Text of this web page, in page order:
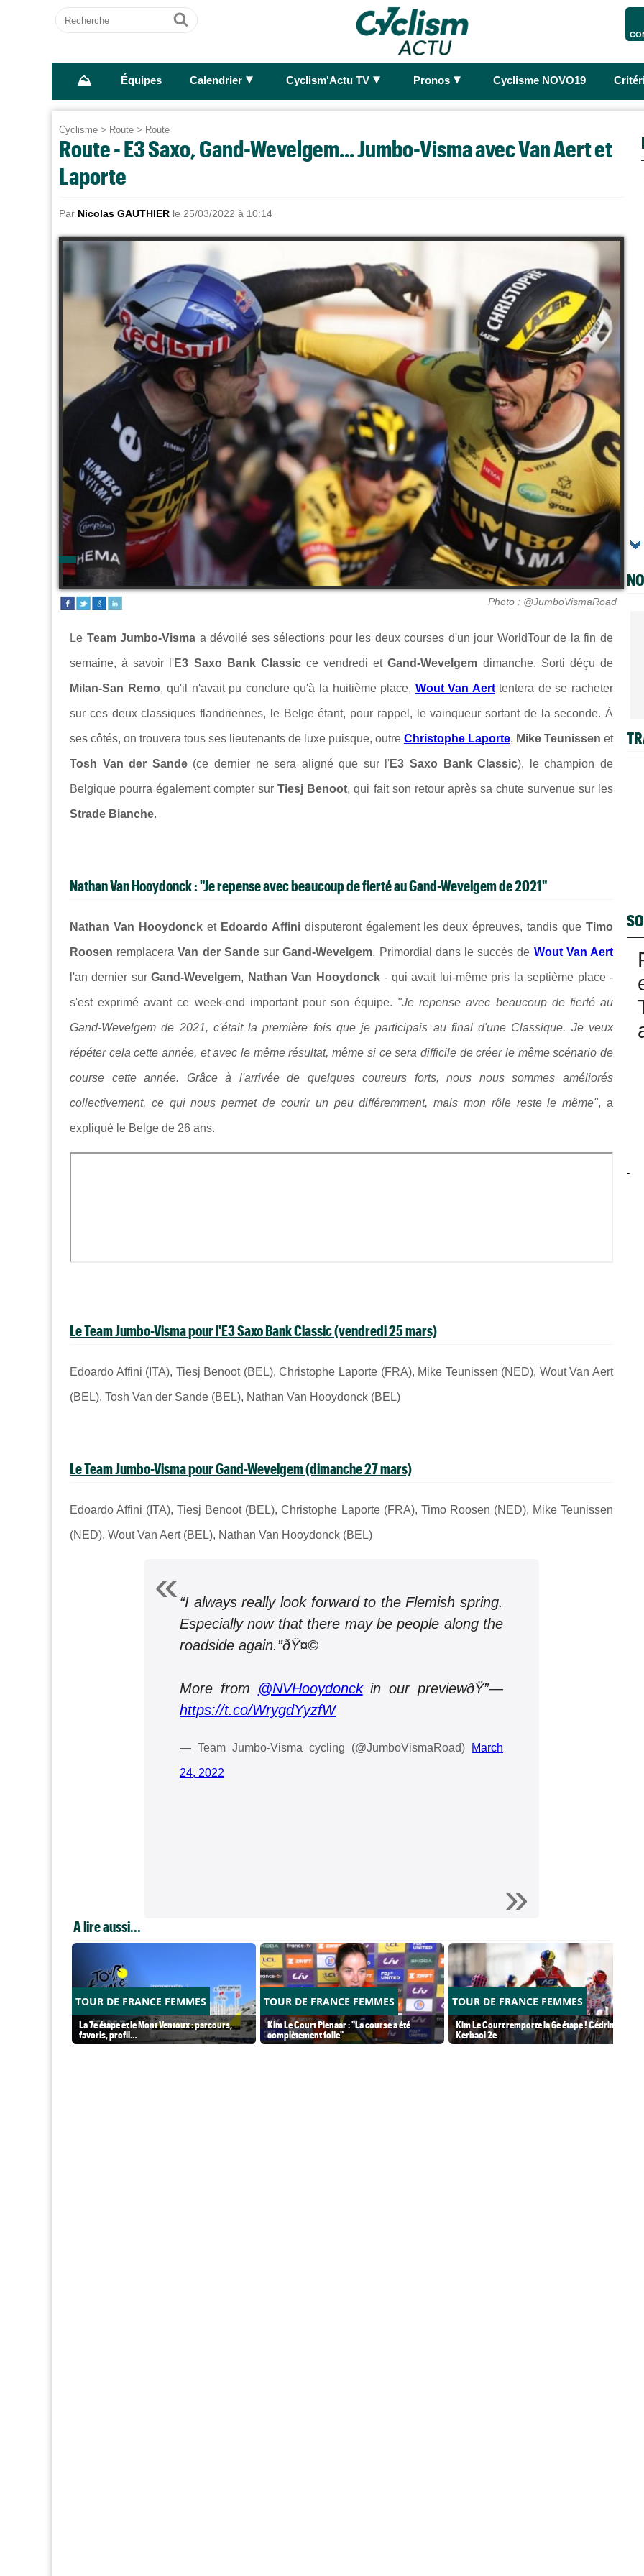
Recherche
Ok
⛰ Équipes Calendrier ► Cyclism'Actu TV ► Pronos ► Cyclisme NOVO19
Cyclisme > Route > Route
Route - E3 Saxo, Gand-Wevelgem... Jumbo-Visma avec Van Aert et
Laporte
Par Nicolas GAUTHIER le 25/03/2022 à 10:14
Photo : @JumboVismaRoad
Le Team Jumbo-Visma a dévoilé ses sélections pour les deux courses d'un jour WorldTour de la fin de
semaine, à savoir l'E3 Saxo Bank Classicce vendredi etGand-Wevelgem dimanche. Sorti déçu de
Milan-San Remo, qu'il n'avait pu conclure qu'à la huitième place, Wout Van Aerttentera de se racheter
sur ces deux classiques flandriennes, le Belge étant, pour rappel, le vainqueur sortant de la seconde. À
ses côtés, on trouvera tous ses lieutenants de luxe puisque, outre Christophe Laporte, Mike Teunissen et
Tosh Van der Sande(ce dernier ne sera aligné que sur l'E3 Saxo Bank Classic), le champion de
Belgique pourra également compter surTiesj Benoot, qui fait son retour après sa chute survenue sur les
Strade Bianche.
Nathan Van Hooydonck : "Je repense avec beaucoup de fierté au Gand-Wevelgem de 2021"
Nathan Van Hooydoncket Edoardo Affinidisputeront également les deux épreuves, tandis queTimo
Roosen remplaceraVan der SandesurGand-Wevelgem. Primordial dans le succès de Wout Van Aert
l'an dernier surGand-Wevelgem, Nathan Van Hooydonck- qui avait lui-même pris la septième place -
s'est exprimé avant ce week-end important pour son équipe. "Je repense avec beaucoup de fierté au
Gand-Wevelgem de 2021, c'était la première fois que je participais au final d'une Classique. Je veux
répéter cela cette année, et avec le même résultat, même si ce sera difficile de créer le même scénario de
course cette année. Grâce à l'arrivée de quelques coureurs forts, nous nous sommes améliorés
collectivement, ce qui nous permet de courir un peu différemment, mais mon rôle reste le même", a
expliqué le Belge de 26 ans.
Le Team Jumbo-Visma pour l'E3 Saxo Bank Classic (vendredi 25 mars)
Edoardo Affini (ITA), Tiesj Benoot (BEL), Christophe Laporte (FRA), Mike Teunissen (NED), Wout Van Aert
(BEL), Tosh Van der Sande (BEL), Nathan Van Hooydonck (BEL)
Le Team Jumbo-Visma pour Gand-Wevelgem (dimanche 27 mars)
Edoardo Affini (ITA), Tiesj Benoot (BEL), Christophe Laporte (FRA), Timo Roosen (NED), Mike Teunissen
(NED), Wout Van Aert (BEL), Nathan Van Hooydonck (BEL)
“I always really look forward to the Flemish spring.
Especially now that there may be people along the
roadside again.”ðŸ¤©
More from @NVHooydonckin our previewðŸ”—
https://t.co/WrygdYyzfW
— Team Jumbo-Visma cycling (@JumboVismaRoad) March
24, 2022
A lire aussi...
TOUR DE FRANCE FEMMES
La 7e étape et le Mont Ventoux : parcours,
favoris, profil…
TOUR DE FRANCE FEMMES
Kim Le Court Pienaar : "La course a été
complètement folle"
TOUR DE FRANCE FEMMES
Kim Le Court remporte la 6e étape ! Cédrine
Kerbaol 2e
-